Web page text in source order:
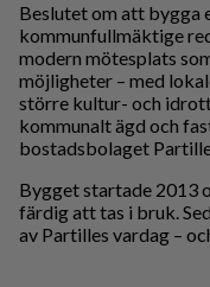
Beslutet om att bygga
kommunfullmäktige
modern mötesplats
möjligheter – med
större kultur- och
kommunalt ägd och
bostadsbolaget
Bygget startade 2013
färdig att tas i bruk.
av Partilles vardag –